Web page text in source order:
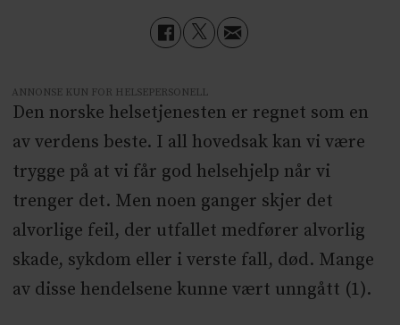
ANNONSE KUN FOR HELSEPERSONELL
Den norske helsetjenesten er regnet som en
av verdens beste. I all hovedsak kan vi være
trygge på at vi får god helsehjelp når vi
trenger det. Men noen ganger skjer det
alvorlige feil, der utfallet medfører alvorlig
skade, sykdom eller i verste fall, død. Mange
av disse hendelsene kunne vært unngått (1).